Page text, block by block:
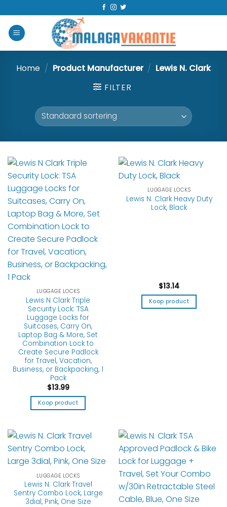
Home / Product Manufacturer / Lewis N. Clark
FILTER
LUGGAGE LOCKS
Lewis N Clark Triple
Security Lock: TSA
Luggage Locks for
Suitcases, Carry On,
Laptop Bag & More, Set
Combination Lock to
Create Secure Padlock
for Travel, Vacation,
Business, or Backpacking, 1
Pack
$13.99
Koop product
LUGGAGE LOCKS
Lewis N. Clark Heavy Duty
Lock, Black
$13.14
Koop product
LUGGAGE LOCKS
Lewis N. Clark Travel
Sentry Combo Lock, Large
3dial, Pink, One Size